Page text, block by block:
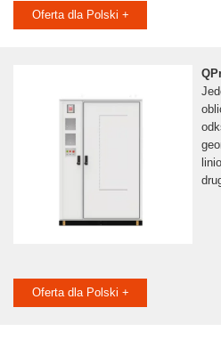
Oferta dla Polski +
Oferta dla Polski +